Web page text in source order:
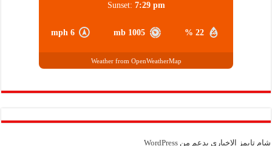
22 %
1005 mb
6 mph
Sunset: 7:29 pm
Weather from OpenWeatherMap
شام تايمز الإخباري بدعم منWordPress